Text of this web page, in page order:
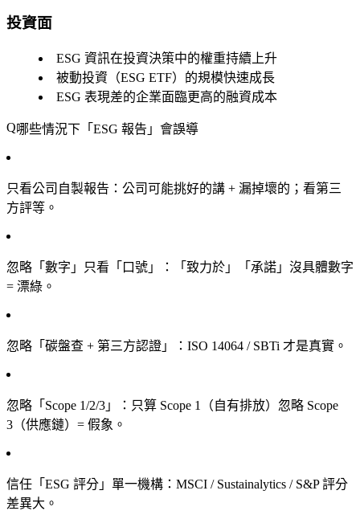
投資面
ESG 資訊在投資決策中的權重持續上升
被動投資（ESG ETF）的規模快速成長
ESG 表現差的企業面臨更高的融資成本
哪些情況下「ESG 報告」會誤導
只看公司自製報告 ：公司可能挑好的講 + 漏掉壞的；看第三
方評等。
忽略「數字」只看「口號」
：「致力於」「承諾」沒具體數字
= 漂綠。
忽略「碳盤查 + 第三方認證」 ：ISO 14064 / SBTi 才是真實。
忽略「Scope 1/2/3」
：只算 Scope 1（自有排放）忽略 Scope
3（供應鏈）= 假象。
信任「ESG 評分」單一機構 ：MSCI / Sustainalytics / S&P 評分
差異大。